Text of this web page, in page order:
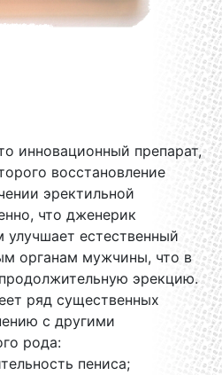
инновационный препарат,
восстановление
эректильной
что дженерик
естественный
органам мужчины, что в
эрекцию.
ряд существенных
с другими
рода:
пениса;